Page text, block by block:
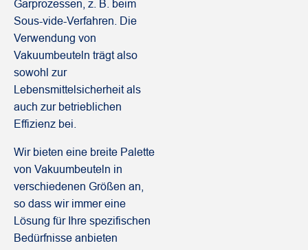
Garprozessen, z. B. beim
Sous-vide-Verfahren. Die
Verwendung von
Vakuumbeuteln trägt also
sowohl zur
Lebensmittelsicherheit als
auch zur betrieblichen
Effizienz bei.
Wir bieten eine breite Palette
von Vakuumbeuteln in
verschiedenen Größen an,
so dass wir immer eine
Lösung für Ihre spezifischen
Bedürfnisse anbieten